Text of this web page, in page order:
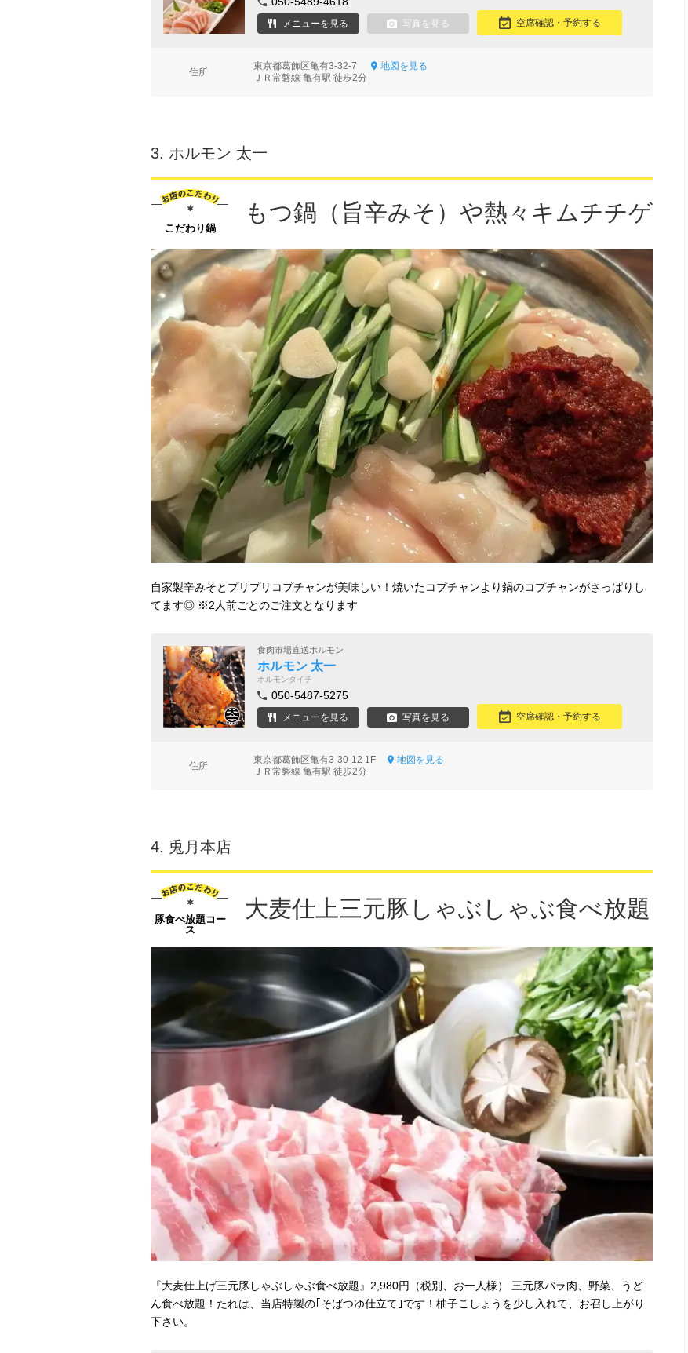
メニューを見る 写真を見る 空席確認・予約する
住所
東京都葛飾区亀有3-32-7
地図を見る
ＪＲ常磐線 亀有駅 徒歩2分
3. ホルモン 太一
こだわり鍋
もつ鍋（旨辛みそ）や熱々キムチチゲ
自家製辛みそとプリプリコプチャンが美味しい！焼いたコプチャンより鍋のコプチャンがさっぱりし
てます◎ ※2人前ごとのご注文となります
食肉市場直送ホルモン
ホルモン 太一
ホルモンタイチ
050-5487-5275
メニューを見る 写真を見る 空席確認・予約する
住所
東京都葛飾区亀有3-30-12 1F
地図を見る
ＪＲ常磐線 亀有駅 徒歩2分
4. 兎月本店
豚食べ放題コー
ス
大麦仕上三元豚しゃぶしゃぶ食べ放題
『大麦仕上げ三元豚しゃぶしゃぶ食べ放題』2,980円（税別、お一人様） 三元豚バラ肉、野菜、うど
ん食べ放題！たれは、当店特製の｢そばつゆ仕立て｣です！柚子こしょうを少し入れて、お召し上がり
下さい。